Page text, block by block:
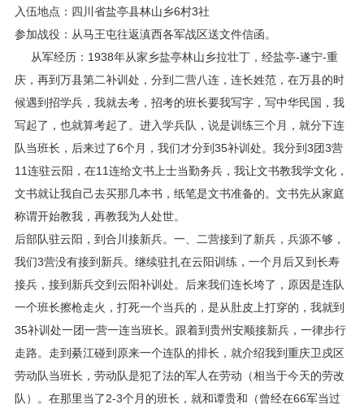
入伍地点：四川省盐亭县林山乡6村3社
参加战役：从马王屯往返滇西各军战区送文件信函。
从军经历：1938年从家乡盐亭林山乡拉壮丁，经盐亭-遂宁-重
庆，再到万县第二补训处，分到二营八连，连长姓范，在万县的时
候遇到招学兵，我就去考，招考的班长要我写字，写中华民国，我
写起了，也就算考起了。进入学兵队，说是训练三个月，就分下连
队当班长，后来过了6个月，我们才分到35补训处。我分到3团3营
11连驻云阳，在11连给文书上士当勤务兵，我让文书教我学文化，
文书就让我自己去买那几本书，纸笔是文书准备的。文书先从家庭
称谓开始教我，再教我为人处世。
后部队驻云阳，到合川接新兵。一、二营接到了新兵，兵源不够，
我们3营没有接到新兵。继续驻扎在云阳训练，一个月后又到长寿
接兵，接到新兵交到云阳补训处。后来我们连长垮了，原因是连队
一个班长擦枪走火，打死一个当兵的，是从肚皮上打穿的，我就到
35补训处一团一营一连当班长。跟着到贵州安顺接新兵，一律步行
走路。走到綦江碰到原来一个连队的排长，就介绍我到重庆卫戍区
劳动队当班长，劳动队是犯了法的军人在劳动（相当于今天的劳改
队）。在那里当了2-3个月的班长，就和谭贵和（曾经在66军当过